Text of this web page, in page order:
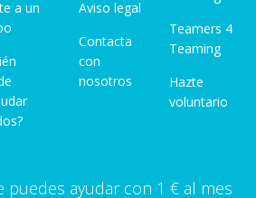
a un
Aviso legal
Contacta
con
nosotros
Teamers 4
Teaming
Hazte
voluntario
puedes ayudar con 1 € al mes